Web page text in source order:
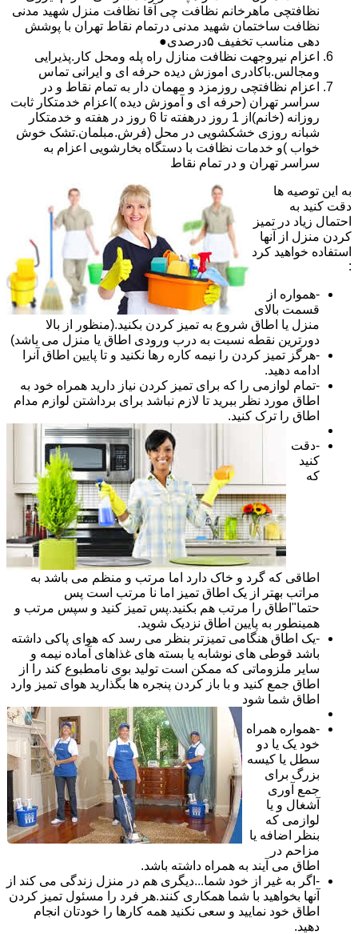
نظافتچی ماهرخانم نظافت چی آقا نظافت منزل شهید مدنی
نظافت ساختمان شهید مدنی درتمام نقاط تهران با پوشش
دهی مناسب تخفیف ۵درصدی●
اعزام نیروجهت نظافت منازل راه پله ومحل کار.پذیرایی
ومجالس.باکادری اموزش دیده حرفه ای و ایرانی تماس
اعزام نظافتچی روزمزد و مهمان دار به تمام نقاط و در
سراسر تهران (حرفه ای و آموزش دیده )اعزام خدمتکار ثابت
روزانه (خانم)از 1 روز درهفته تا 6 روز در هفته و خدمتکار
شبانه روزی خشکشویی در محل (فرش.مبلمان.تشک خوش
خواب )و خدمات نظافت با دستگاه بخارشویی اعزام به
سراسر تهران و در تمام نقاط
به این توصیه ها
دقت کنید به
احتمال زیاد در تمیز
کردن منزل از آنها
استفاده خواهید کرد
:
-همواره از
قسمت بالای
منزل یا اطاق شروع به تمیز کردن بکنید.(منظور از بالا
دورترین نقطه نسبت به درب ورودی اطاق یا منزل می باشد)
-هرگز تمیز کردن را نیمه کاره رها نکنید و تا پایین اطاق آنرا
ادامه دهید.
-تمام لوازمی را که برای تمیز کردن نیاز دارید همراه خود به
اطاق مورد نظر ببرید تا لازم نباشد برای برداشتن لوازم مدام
اطاق را ترک کنید.
-دقت
کنید
که
اطاقی که گرد و خاک دارد اما مرتب و منظم می باشد به
مراتب بهتر از یک اطاق تمیز اما نا مرتب است پس
حتما"اطاق را مرتب هم بکنید.پس تمیز کنید و سپس مرتب و
همینطور به پایین اطاق نزدیک شوید.
-یک اطاق هنگامی تمیزتر بنظر می رسد که هوای پاکی داشته
باشد قوطی های نوشابه یا بسته های غذاهای آماده نیمه و
سایر ملزوماتی که ممکن است تولید بوی نامطبوع کند را از
اطاق جمع کنید و با باز کردن پنجره ها بگذارید هوای تمیز وارد
اطاق شما شود
-همواره همراه
خود یک یا دو
سطل یا کیسه
بزرگ برای
جمع آوری
آشغال و یا
لوازمی که
بنظر اضافه یا
مزاحم در
اطاق می آیند به همراه داشته باشد.
-اگر به غیر از خود شما...دیگری هم در منزل زندگی می کند از
آنها بخواهید با شما همکاری کنند.هر فرد را مسئول تمیز کردن
اطاق خود نمایید و سعی نکنید همه کارها را خودتان انجام
دهید.